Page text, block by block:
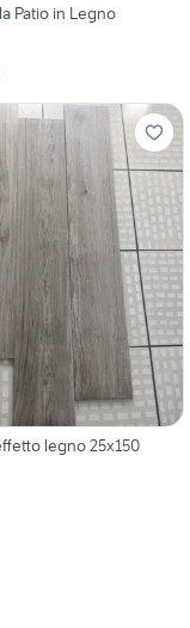
Patio in Legno
legno 25x150